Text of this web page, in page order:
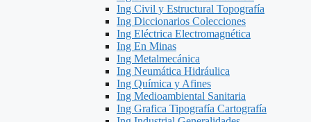
Ing Civil y Estructural Topografía
Ing Diccionarios Colecciones
Ing Eléctrica Electromagnética
Ing En Minas
Ing Metalmecánica
Ing Neumática Hidráulica
Ing Química y Afines
Ing Medioambiental Sanitaria
Ing Grafica Tipografía Cartografía